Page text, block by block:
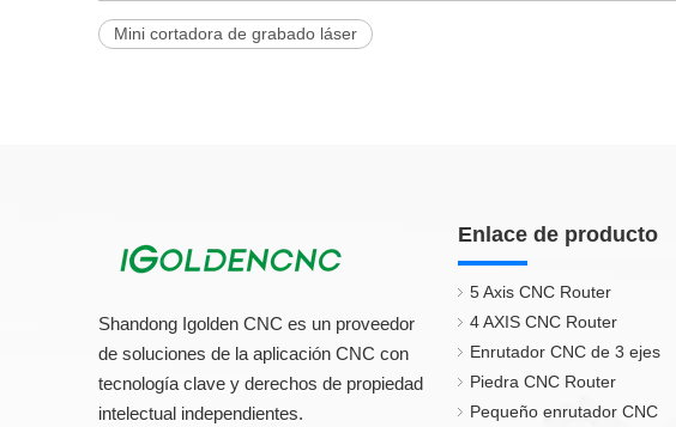
Mini cortadora de grabado láser
Shandong Igolden CNC es un proveedor
de soluciones de la aplicación CNC con
tecnología clave y derechos de propiedad
intelectual independientes.
Enlace de producto
5 Axis CNC Router
4 AXIS CNC Router
Enrutador CNC de 3 ejes
Piedra CNC Router
Pequeño enrutador CNC